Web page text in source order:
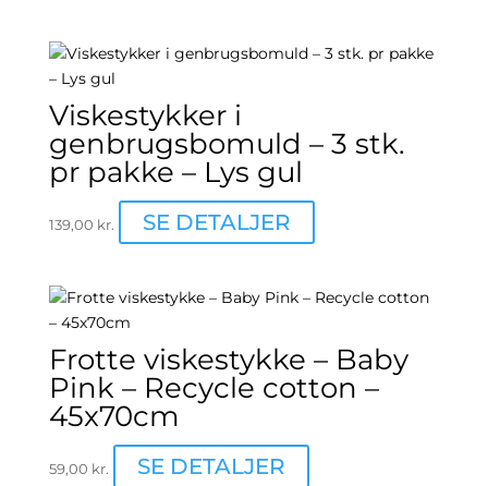
Viskestykker i
genbrugsbomuld – 3 stk.
pr pakke – Lys gul
139,00 kr. SE DETALJER
Frotte viskestykke – Baby
Pink – Recycle cotton –
45x70cm
59,00 kr. SE DETALJER